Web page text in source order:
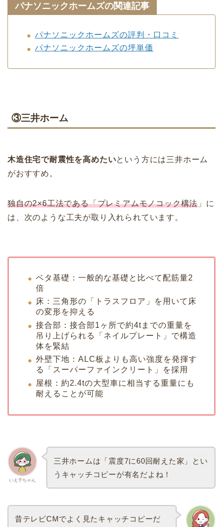
パナソニックホームズの関連記事
パナソニックホームズの評判・口コミ
パナソニックホームズの坪単価
③三井ホーム
木造住宅で耐震性を高めたいという方には三井ホーム
がおすすめ。
独自の2×6工法である「プレミアムモノコック構法 」に
は、次のような工夫が取り入れられています。
ベタ基礎：一般的な基礎と比べて配筋量2
倍
床：三角形の「トラスフロア」を用いて床
の変形を抑える
接合部：接合部1ヶ所で約4tまでの重量を
吊り上げられる「ネイルプレート」で構造
体を緊結
外壁下地：ALC板よりも高い強度を発揮す
る「スーパーファインクリート」を採用
屋根：約2.4tの大型車に相当する重量にも
耐えることが可能
いえ子ちゃん
三井ホームは「震度7に60回耐えた家」とい
うキャッチコピーが有名だよね！
昔テレビCMでよく見たキャッチコピーだ